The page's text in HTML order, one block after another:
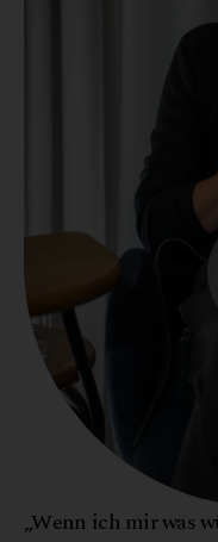
„Wenn ich mir was